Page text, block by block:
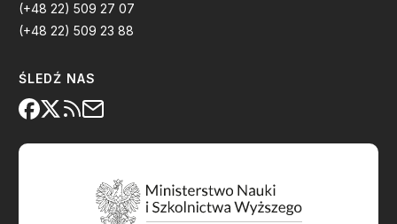
(+48 22) 509 27 07
(+48 22) 509 23 88
ŚLEDŹ NAS